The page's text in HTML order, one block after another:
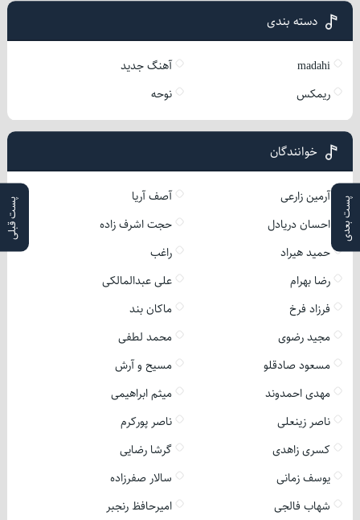
پست بعدی پست قبلی
دسته بندی
madahi
آهنگ جدید
ریمکس
نوحه
خوانندگان
آرمین زارعی
آصف آریا
احسان دریادل
حجت اشرف زاده
حمید هیراد
راغب
رضا بهرام
علی عبدالمالکی
فرزاد فرخ
ماکان بند
مجید رضوی
محمد لطفی
مسعود صادقلو
مسیح و آرش
مهدی احمدوند
میثم ابراهیمی
ناصر زینعلی
ناصر پورکرم
کسری زاهدی
گرشا رضایی
یوسف زمانی
سالار صفرزاده
شهاب فالجی
امیرحافظ رنجبر